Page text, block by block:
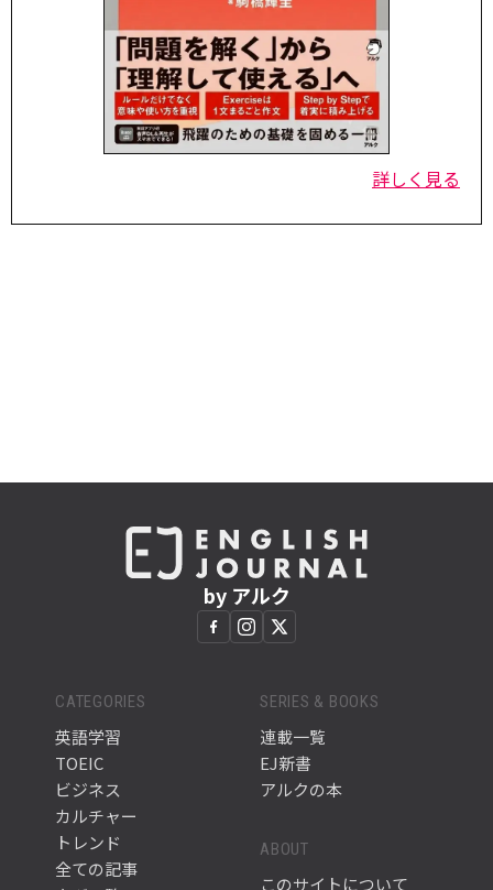
詳しく見る
by アルク
CATEGORIES
英語学習
TOEIC
ビジネス
カルチャー
トレンド
全ての記事
SERIES & BOOKS
連載一覧
EJ新書
アルクの本
ABOUT
このサイトについて